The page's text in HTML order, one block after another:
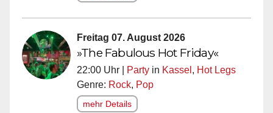
Freitag 07. August 2026
»The Fabulous Hot Friday«
22:00 Uhr | Party in Kassel , Hot Legs
Genre: Rock, Pop
mehr Details